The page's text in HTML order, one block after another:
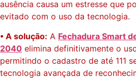
ausência causa um estresse que
evitado com o uso da tecnologia.
• A solução: A Fechadura Smart
2040 elimina definitivamente o
permitindo o cadastro de até 111
tecnologia avançada de